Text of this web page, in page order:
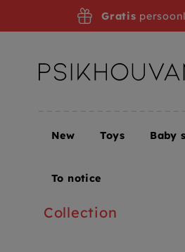
Home Children's room +
Collection
Gratis
New Toys Baby
To notice